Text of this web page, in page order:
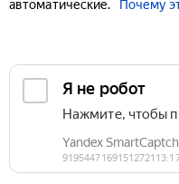
автоматические.
Почему